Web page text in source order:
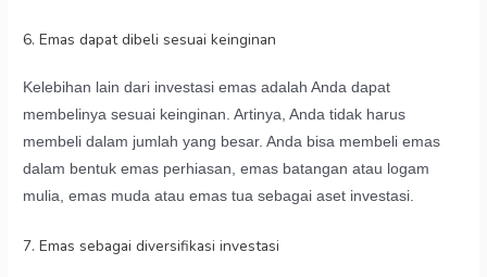
6. Emas dapat dibeli sesuai keinginan
Kelebihan lain dari investasi emas adalah Anda dapat
membelinya sesuai keinginan. Artinya, Anda tidak harus
membeli dalam jumlah yang besar. Anda bisa membeli emas
dalam bentuk emas perhiasan, emas batangan atau logam
mulia, emas muda atau emas tua sebagai aset investasi.
7. Emas sebagai diversifikasi investasi